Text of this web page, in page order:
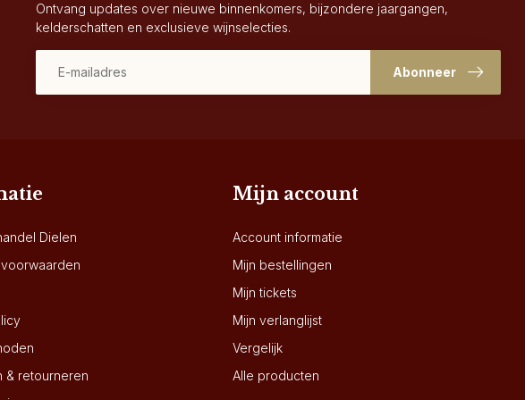
Ontvang updates over nieuwe binnenkomers, bijzondere jaargangen,
kelderschatten en exclusieve wijnselecties.
Abonneer
Dielen
& retourneren
Mijn account
Account informatie
Mijn bestellingen
Mijn tickets
Mijn verlanglijst
Vergelijk
Alle producten